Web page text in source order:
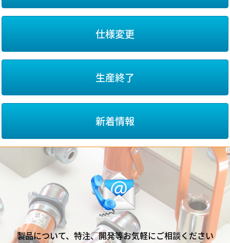
仕様変更
生産終了
新着情報
製品について、特注、開発等お気軽にご相談ください